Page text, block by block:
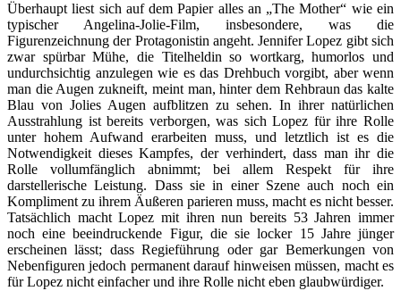
Überhaupt liest sich auf dem Papier alles an „The Mother“ wie ein
typischer Angelina-Jolie-Film, insbesondere, was die
Figurenzeichnung der Protagonistin angeht. Jennifer Lopez gibt sich
zwar spürbar Mühe, die Titelheldin so wortkarg, humorlos und
undurchsichtig anzulegen wie es das Drehbuch vorgibt, aber wenn
man die Augen zukneift, meint man, hinter dem Rehbraun das kalte
Blau von Jolies Augen aufblitzen zu sehen. In ihrer natürlichen
Ausstrahlung ist bereits verborgen, was sich Lopez für ihre Rolle
unter hohem Aufwand erarbeiten muss, und letztlich ist es die
Notwendigkeit dieses Kampfes, der verhindert, dass man ihr die
Rolle vollumfänglich abnimmt; bei allem Respekt für ihre
darstellerische Leistung. Dass sie in einer Szene auch noch ein
Kompliment zu ihrem Äußeren parieren muss, macht es nicht besser.
Tatsächlich macht Lopez mit ihren nun bereits 53 Jahren immer
noch eine beeindruckende Figur, die sie locker 15 Jahre jünger
erscheinen lässt; dass Regieführung oder gar Bemerkungen von
Nebenfiguren jedoch permanent darauf hinweisen müssen, macht es
für Lopez nicht einfacher und ihre Rolle nicht eben glaubwürdiger.